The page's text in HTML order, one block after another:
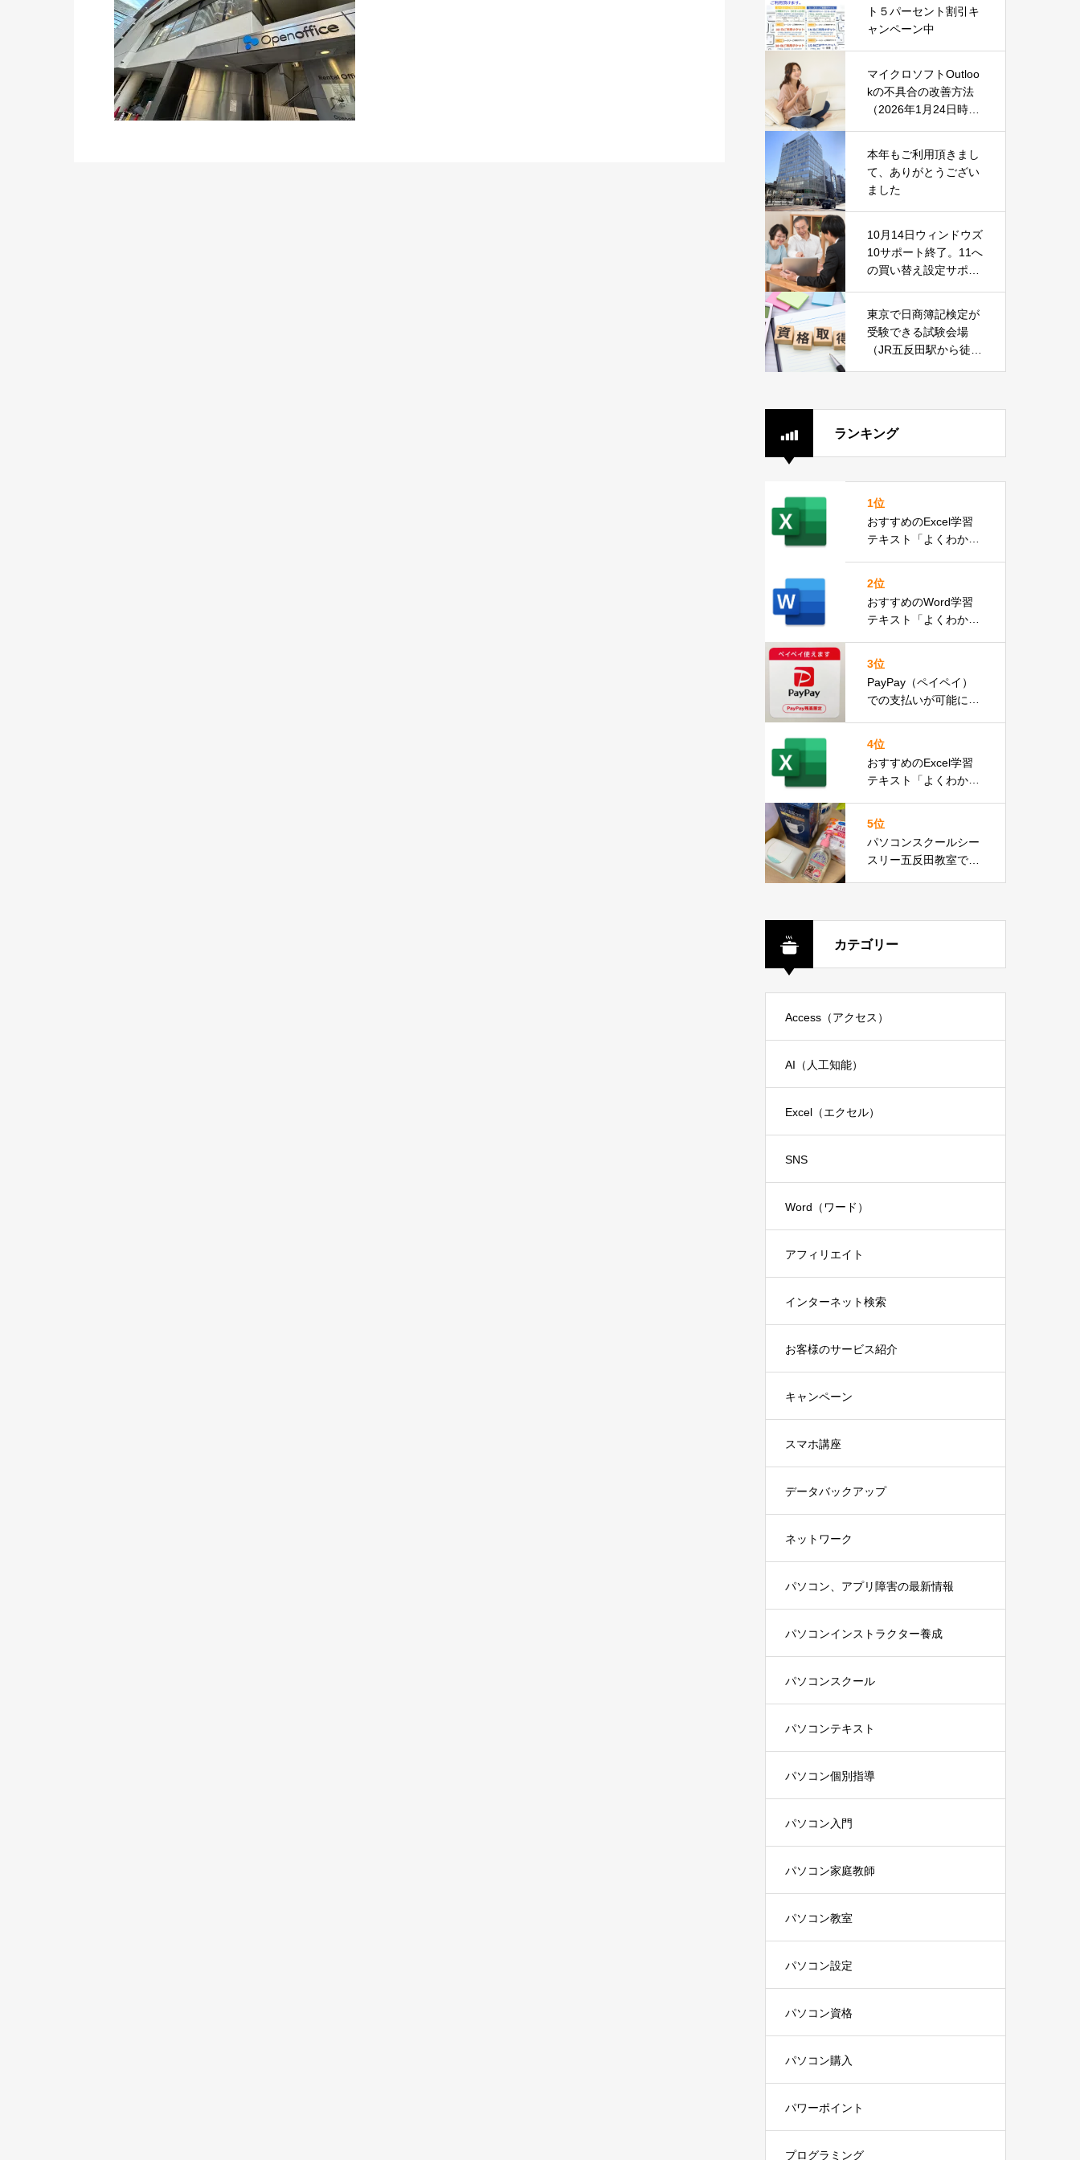
ト５パーセント割引キ
ャンペーン中
マイクロソフトOutloo
kの不具合の改善方法
（2026年1月24日時
本年もご利用頂きまし
て、ありがとうござい
ました
10月14日ウィンドウズ
10サポート終了。11へ
の買い替え設定サポー
東京で日商簿記検定が
受験できる試験会場
（JR五反田駅から徒歩
ランキング
1位
おすすめのExcel学習
テキスト「よくわかる
2位
おすすめのWord学習
テキスト「よくわかる
3位
PayPay（ペイペイ）
での支払いが可能にな
4位
おすすめのExcel学習
テキスト「よくわかる
5位
パソコンスクールシー
スリー五反田教室で
カテゴリー
Access（アクセス）
AI（人工知能）
Excel（エクセル）
SNS
Word（ワード）
アフィリエイト
インターネット検索
お客様のサービス紹介
キャンペーン
スマホ講座
データバックアップ
ネットワーク
パソコン、アプリ障害の最新情報
パソコンインストラクター養成
パソコンスクール
パソコンテキスト
パソコン個別指導
パソコン入門
パソコン家庭教師
パソコン教室
パソコン設定
パソコン資格
パソコン購入
パワーポイント
プログラミング